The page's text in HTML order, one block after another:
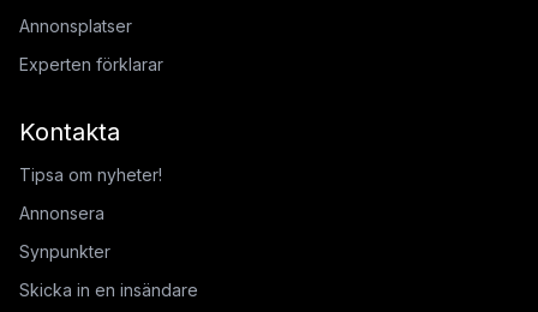
Annonsplatser
Experten förklarar
Kontakta
Tipsa om nyheter!
Annonsera
Synpunkter
Skicka in en insändare